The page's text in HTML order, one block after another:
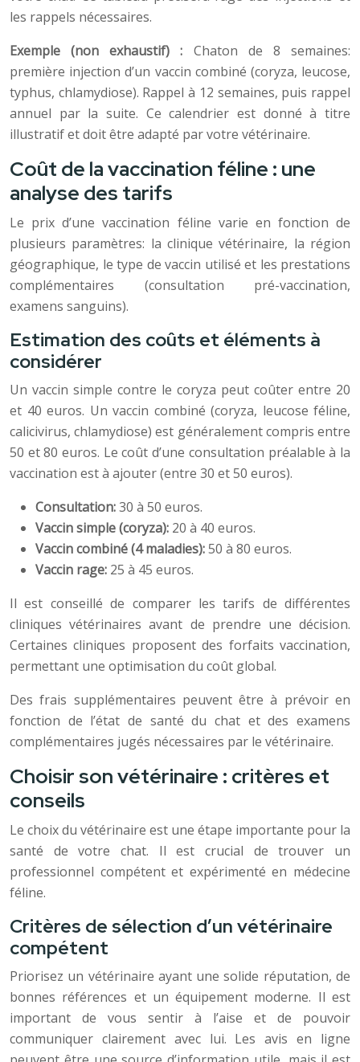
les rappels nécessaires.
Exemple (non exhaustif) : Chaton de 8 semaines:
première injection d’un vaccin combiné (coryza, leucose,
typhus, chlamydiose). Rappel à 12 semaines, puis rappel
annuel par la suite. Ce calendrier est donné à titre
illustratif et doit être adapté par votre vétérinaire.
Coût de la vaccination féline : une
analyse des tarifs
Le prix d’une vaccination féline varie en fonction de
plusieurs paramètres: la clinique vétérinaire, la région
géographique, le type de vaccin utilisé et les prestations
complémentaires (consultation pré-vaccination,
examens sanguins).
Estimation des coûts et éléments à
considérer
Un vaccin simple contre le coryza peut coûter entre 20
et 40 euros. Un vaccin combiné (coryza, leucose féline,
calicivirus, chlamydiose) est généralement compris entre
50 et 80 euros. Le coût d’une consultation préalable à la
vaccination est à ajouter (entre 30 et 50 euros).
Consultation:30 à 50 euros.
Vaccin simple (coryza): 20 à 40 euros.
Vaccin combiné (4 maladies):50 à 80 euros.
Vaccin rage: 25 à 45 euros.
Il est conseillé de comparer les tarifs de différentes
cliniques vétérinaires avant de prendre une décision.
Certaines cliniques proposent des forfaits vaccination,
permettant une optimisation du coût global.
Des frais supplémentaires peuvent être à prévoir en
fonction de l’état de santé du chat et des examens
complémentaires jugés nécessaires par le vétérinaire.
Choisir son vétérinaire : critères et
conseils
Le choix du vétérinaire est une étape importante pour la
santé de votre chat. Il est crucial de trouver un
professionnel compétent et expérimenté en médecine
féline.
Critères de sélection d’un vétérinaire
compétent
Priorisez un vétérinaire ayant une solide réputation, de
bonnes références et un équipement moderne. Il est
important de vous sentir à l’aise et de pouvoir
communiquer clairement avec lui. Les avis en ligne